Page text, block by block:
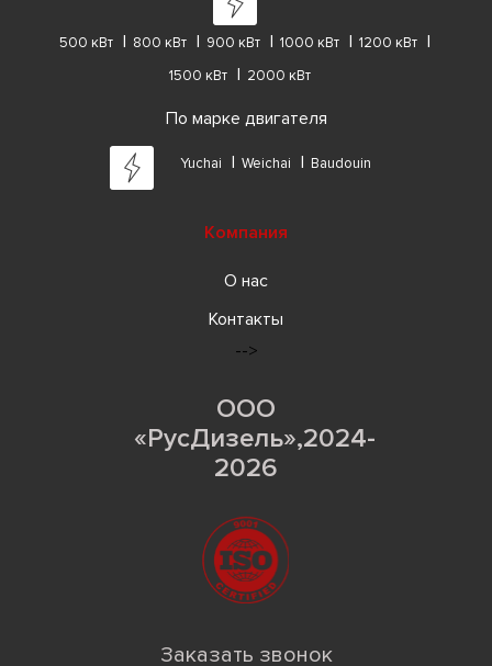
500 кВт 800 кВт 900 кВт 1000 кВт
1200 кВт
1500 кВт
2000 кВт
По марке двигателя
Yuchai Weichai Baudouin
Компания
О нас
Контакты
-->
ООО
«РусДизель»,2024-
2026
Заказать звонок